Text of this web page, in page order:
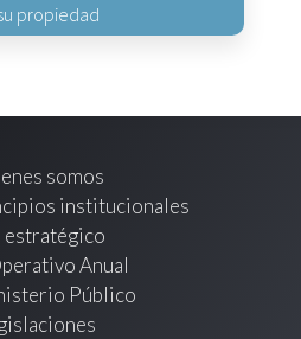
propiedad
somos
institucionales
estratégico
Anual
Público